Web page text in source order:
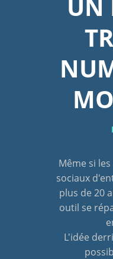
UN
Même si
sociaux
plus de 20
outil se
L'idée